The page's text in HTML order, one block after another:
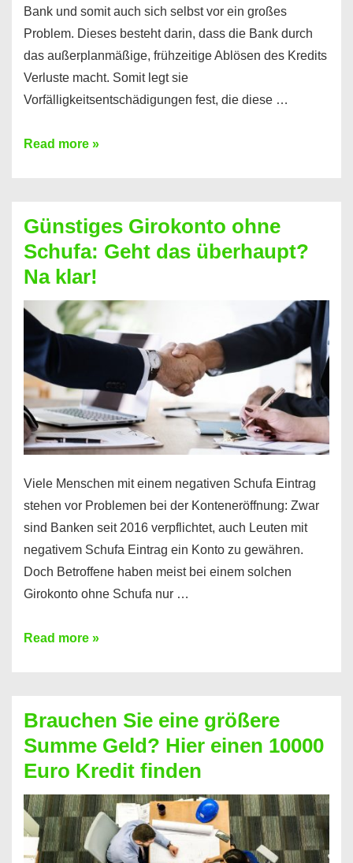
Bank und somit auch sich selbst vor ein großes
Problem. Dieses besteht darin, dass die Bank durch
das außerplanmäßige, frühzeitige Ablösen des Kredits
Verluste macht. Somit legt sie
Vorfälligkeitsentschädigungen fest, die diese …
Kredit
dabei
profitieren
–
So
funktioniert’s
Read more »
Günstiges Girokonto ohne
Schufa: Geht das überhaupt?
Na klar!
Viele Menschen mit einem negativen Schufa Eintrag
stehen vor Problemen bei der Konteneröffnung: Zwar
sind Banken seit 2016 verpflichtet, auch Leuten mit
negativem Schufa Eintrag ein Konto zu gewähren.
Doch Betroffene haben meist bei einem solchen
Girokonto ohne Schufa nur …
Günstiges
Geht
das
überhaupt?
Na
klar!
Read more »
Brauchen Sie eine größere
Summe Geld? Hier einen 10000
Euro Kredit finden